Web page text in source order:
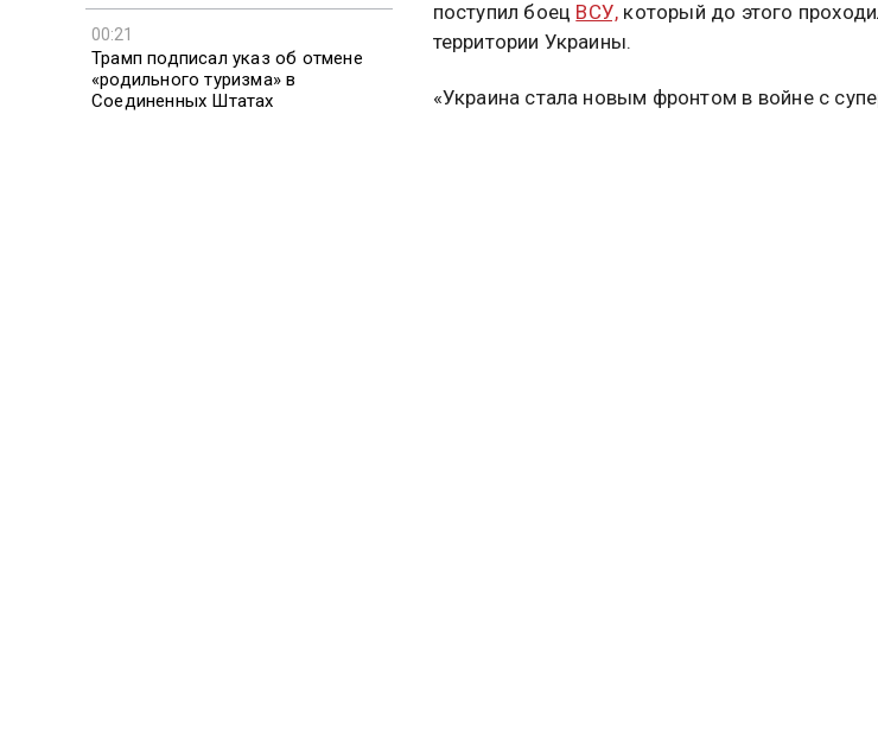
00:21
Трамп подписал указ об отмене
«родильного туризма» в
Соединенных Штатах
поступил боец ВСУ, который до этого
территории Украины.
«Украина стала новым фронтом в войне с